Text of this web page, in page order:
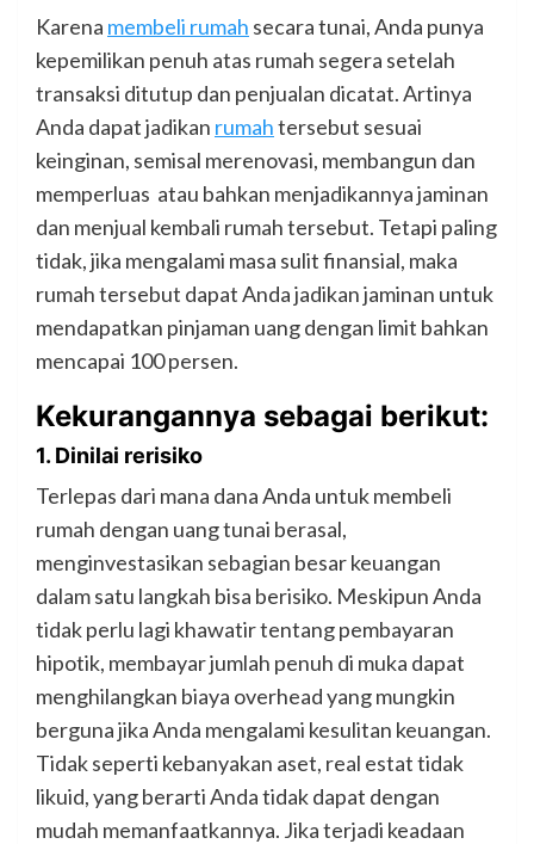
Karena membeli rumah secara tunai, Anda punya
kepemilikan penuh atas rumah segera setelah
transaksi ditutup dan penjualan dicatat. Artinya
Anda dapat jadikan rumahtersebut sesuai
keinginan, semisal merenovasi, membangun dan
memperluas atau bahkan menjadikannya jaminan
dan menjual kembali rumah tersebut. Tetapi paling
tidak, jika mengalami masa sulit finansial, maka
rumah tersebut dapat Anda jadikan jaminan untuk
mendapatkan pinjaman uang dengan limit bahkan
mencapai 100 persen.
Kekurangannya sebagai berikut:
1. Dinilai rerisiko
Terlepas dari mana dana Anda untuk membeli
rumah dengan uang tunai berasal,
menginvestasikan sebagian besar keuangan
dalam satu langkah bisa berisiko. Meskipun Anda
tidak perlu lagi khawatir tentang pembayaran
hipotik, membayar jumlah penuh di muka dapat
menghilangkan biaya overhead yang mungkin
berguna jika Anda mengalami kesulitan keuangan.
Tidak seperti kebanyakan aset, real estat tidak
likuid, yang berarti Anda tidak dapat dengan
mudah memanfaatkannya. Jika terjadi keadaan